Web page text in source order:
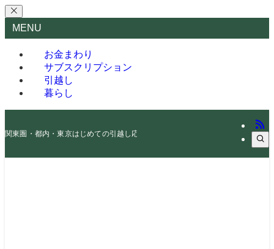
MENU
お金まわり
サブスクリプション
引越し
暮らし
関東圏・都内・東京はじめての引越し応援